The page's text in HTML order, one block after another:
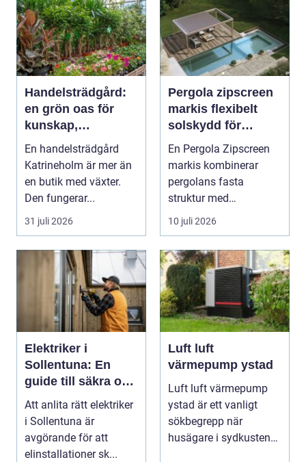
Handelsträdgård:
en grön oas för
kunskap,
inspiration och
odlarglädje
En handelsträdgård
Katrineholm är mer än
en butik med växter.
Den fungerar...
31 juli 2026
Pergola zipscreen
markis flexibelt
solskydd för
moderna uterum
En Pergola Zipscreen
markis kombinerar
pergolans fasta
struktur med
screenmarkisens
smarta solskydd....
10 juli 2026
Elektriker i
Sollentuna: En
guide till säkra och
pålitliga
elinstallationer
Att anlita rätt elektriker
i Sollentuna är
avgörande för att
elinstallationer sk...
Luft luft
värmepump ystad
Luft luft värmepump
ystad är ett vanligt
sökbegrepp när
husägare i sydkusten